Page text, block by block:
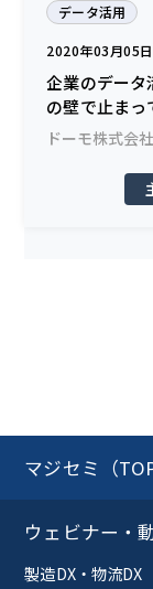
データ活用
2020年03月05
企業のデータ
の壁で止まっ
ドーモ株式会社
マジセミ（
ウェビナー・
製造DX・物流DX